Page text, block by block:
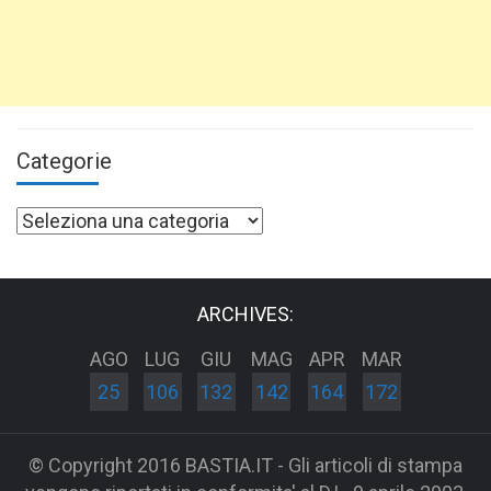
Categorie
Categorie
ARCHIVES:
AGO
25
LUG
106
GIU
132
MAG
142
APR
164
MAR
172
© Copyright 2016 BASTIA.IT - Gli articoli di stampa